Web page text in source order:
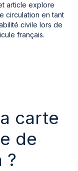
article explore
circulation en tant
civile lors de
français.
carte
de
?